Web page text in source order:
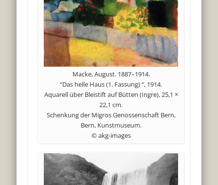
Macke, August. 1887–1914.
“Das helle Haus (1. Fassung) “, 1914.
Aquarell über Bleistift auf Bütten (Ingre), 25,1 ×
22,1 cm.
Schenkung der Migros Genossenschaft Bern,
Bern, Kunstmuseum.
© akg-images